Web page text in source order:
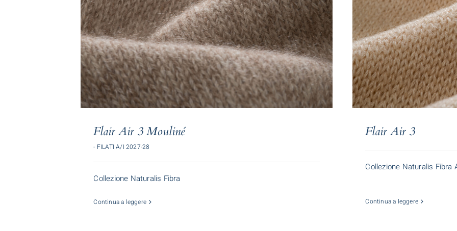
Flair Air 3 Mouliné
- FILATI A/I 2027-28
Collezione Naturalis Fibra
Continua a leggere
Flair Air 3
Collezione Naturalis Fibra
Continua a leggere